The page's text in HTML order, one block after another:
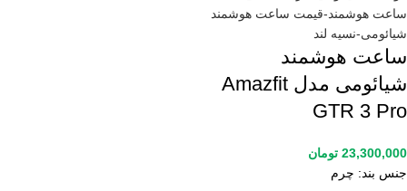
ساعت هوشمند
شیائومی مدل Amazfit
GTR 3 Pro
23,300,000 تومان
جنس بند: چرم